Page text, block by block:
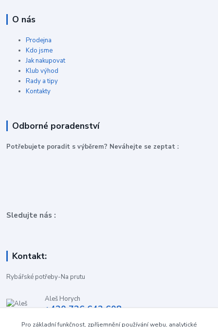
O nás
Prodejna
Kdo jsme
Jak nakupovat
Klub výhod
Rady a tipy
Kontakty
Odborné poradenství
Potřebujete poradit s výběrem? Neváhejte se zeptat :
Sledujte nás :
Kontakt:
Rybářské potřeby-Na prutu
Aleš Horych
+420 736 642 608
Pro základní funkčnost, zpříjemnění používání webu, analytické